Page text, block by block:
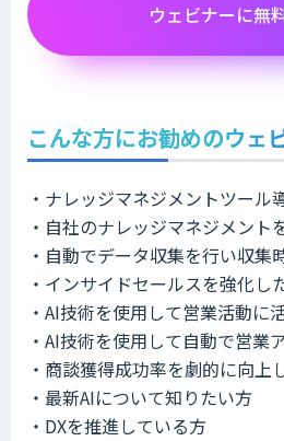
ウェビナーに無
こんな方にお勧めのウェ
・ナレッジマネジメントツール
・自社のナレッジマネジメント
・自動でデータ収集を行い収集
・インサイドセールスを強化し
・AI技術を使用して営業活動に
・AI技術を使用して自動で営業
・商談獲得成功率を劇的に向上
・最新AIについて知りたい方
・DXを推進している方